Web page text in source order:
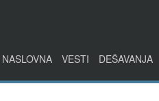
NASLOVNA VESTI DEŠAVANJA